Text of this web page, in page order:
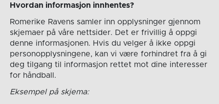
Hvordan informasjon innhentes?
Romerike Ravens samler inn opplysninger gjennom
skjemaer på våre nettsider. Det er frivillig å oppgi
denne informasjonen. Hvis du velger å ikke oppgi
personopplysningene, kan vi være forhindret fra å gi
deg tilgang til informasjon rettet mot dine interesser
for håndball.
Eksempel på skjema: